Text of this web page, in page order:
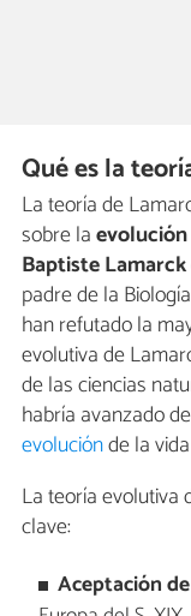
Qué es la
La teoría de
sobre la
Baptiste Lamarck
padre de la
han refutado la
evolutiva de
de las ciencias
habría avanzado
evoluciónde la
La teoría evolutiva
clave:
Aceptación